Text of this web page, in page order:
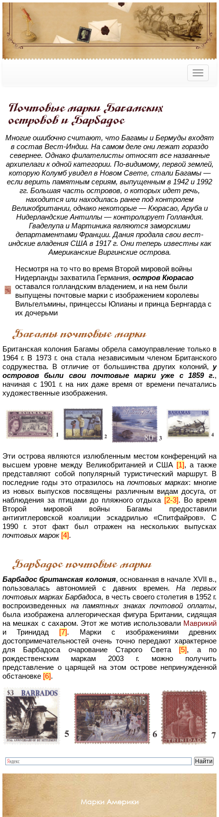
Почтовые марки Багамских
островов и Барбадос
Многие ошибочно считают, что Багамы и Бермуды входят
в состав Вест-Индии. На самом деле они лежат гораздо
севернее. Однако филателисты относят все названные
архипелаги к одной категории. По-видимому, первой землей,
которую Колумб увидел в Новом Свете, стали Багамы —
если верить памятным сериям, выпущенным в 1942 и 1992
гг. Большая часть островов, о которых идет речь,
находится или находилась ранее под контролем
Великобритании, однако некоторые — Кюрасао, Аруба и
Нидерландские Антиллы — контролирует Голландия.
Гваделупа и Мартиника являются заморскими
департаментами Франции. Дания продала свои вест-
индские владения США в 1917 г. Они теперь известны как
Американские Виргинские острова.
Несмотря на то что во время Второй мировой войны
Нидерланды захватила Германия, остров Кюрасао
оставался голландским владением, и на нем были
выпущены почтовые марки с изображением королевы
Вильгелъмины, принцессы Юлианы и принца Бернгарда с
их дочерьми
Багамы почтовые марки
Британская колония Багамы обрела самоуправление только в
1964 г. В 1973 г. она стала независимым членом Британского
содружества. В отличие от большинства других колоний, у
островов были свои почтовые марки уже с 1859 г.,
начиная с 1901 г. на них даже время от времени печатались
художественные изображения.
Эти острова являются излюбленным местом конференций на
высшем уровне между Великобританией и США [1], а также
представляют собой популярный туристический маршрут. В
последние годы это отразилось на почтовых марках: многие
из новых выпусков посвящены различным видам досуга, от
наблюдения за птицами до пляжного отдыха [2-3]. Во время
Второй мировой войны Багамы предоставили
антигитлеровской коалиции эскадрилью «Спитфайров». С
1990 г. этот факт был отражен на нескольких выпусках
почтовых марок [4].
Барбадос почтовые марки
Барбадос британская колония, основанная в начале XVII в.,
пользовалась автономией с давних времен. На первых
почтовых марках Барбадоса, в честь своего столетия в 1952 г.
воспроизведенных на памятных знаках почтовой оплаты,
была изображена аллегорическая фигура Британии, сидящая
на мешках с сахаром. Этот же мотив использовали Маврикий
и Тринидад [7]. Марки с изображениями древних
достопримечательностей очень точно передают характерное
для Барбадоса очарование Старого Света [5], а по
рождественским маркам 2003 г. можно получить
представление о царящей на этом острове непринужденной
обстановке [6].
Марки Америки